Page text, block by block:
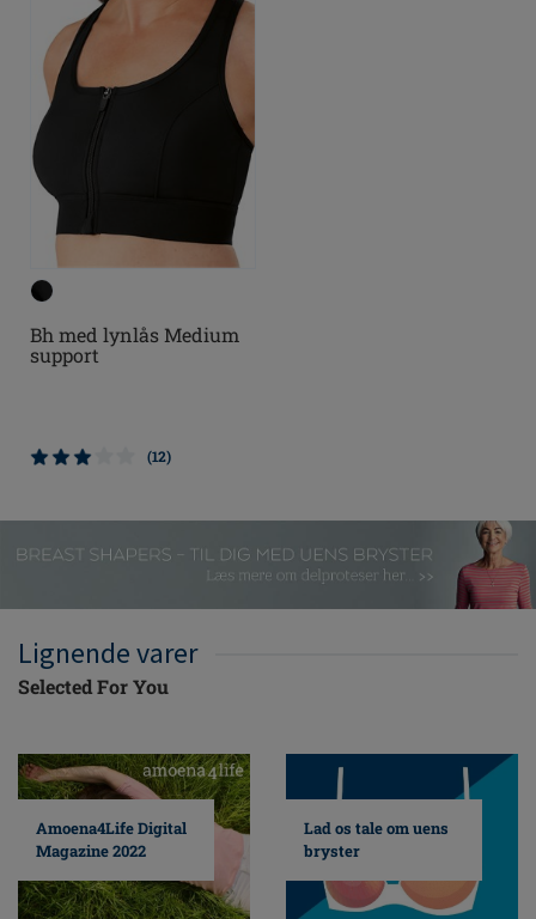
Bh med lynlås Medium
support
(12)
Lignende varer
Selected For You
Amoena4Life Digital
Magazine 2022
Lad os tale om uens
bryster